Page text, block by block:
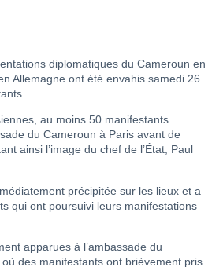
diplomatiques du Cameroun en
Allemagne ont été envahis samedi 26
au moins 50 manifestants
du Cameroun à Paris avant de
ainsi l’image du chef de l’État, Paul
précipitée sur les lieux et a
qui ont poursuivi leurs manifestations
apparues à l’ambassade du
des manifestants ont brièvement pris